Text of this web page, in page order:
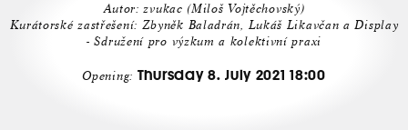
Autor: zvukac (Miloš Vojtěchovský)
Kurátorské zastřešení: Zbyněk Baladrán, Lukáš Likavčan a Display
- Sdružení pro výzkum a kolektivní praxi
Opening: Thursday 8. July 2021 18:00